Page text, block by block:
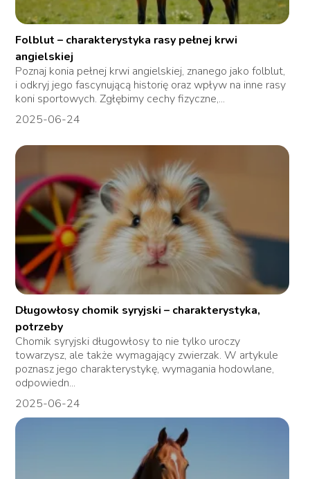
Folblut – charakterystyka rasy pełnej krwi
angielskiej
Poznaj konia pełnej krwi angielskiej, znanego jako folblut,
i odkryj jego fascynującą historię oraz wpływ na inne rasy
koni sportowych. Zgłębimy cechy fizyczne,...
2025-06-24
Długowłosy chomik syryjski – charakterystyka,
potrzeby
Chomik syryjski długowłosy to nie tylko uroczy
towarzysz, ale także wymagający zwierzak. W artykule
poznasz jego charakterystykę, wymagania hodowlane,
odpowiedn...
2025-06-24